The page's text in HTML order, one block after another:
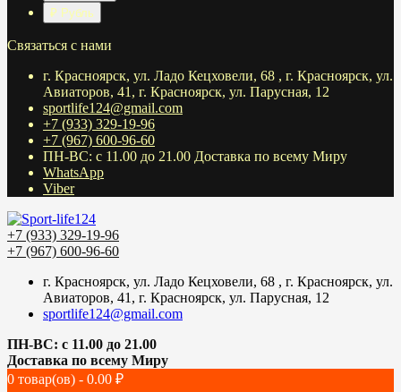
₽ Рубль
Связаться с нами
г. Красноярск, ул. Ладо Кецховели, 68 , г. Красноярск, ул.
Авиаторов, 41, г. Красноярск, ул. Парусная, 12
sportlife124@gmail.com
+7 (933) 329-19-96
+7 (967) 600-96-60
ПН-ВС: с 11.00 до 21.00 Доставка по всему Миру
WhatsApp
Viber
+7 (933) 329-19-96
+7 (967) 600-96-60
г. Красноярск, ул. Ладо Кецховели, 68 , г. Красноярск, ул.
Авиаторов, 41, г. Красноярск, ул. Парусная, 12
sportlife124@gmail.com
ПН-ВС: с 11.00 до 21.00
Доставка по всему Миру
0 товар(ов) - 0.00 ₽